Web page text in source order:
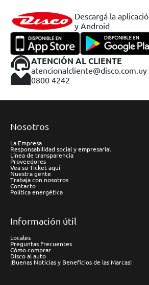
Descargá la
y Android
ATENCIÓN AL CLIENTE
atencionalcliente@disco.com.uy
0800 4242
Nosotros
La Empresa
Responsabilidad social y empresarial
Línea de transparencia
Proveedores
Vea su Ticket aquí
Nuestra gente
Trabaja con nosotros
Contacto
Política energética
Información útil
Locales
Preguntas Frecuentes
Cómo comprar
Disco al auto
¡Buenas Noticias y Beneficios de las Marcas!